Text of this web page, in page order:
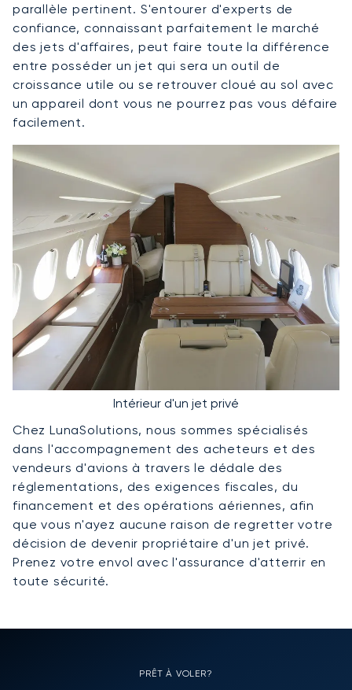
parallèle pertinent. S'entourer d'experts de
confiance, connaissant parfaitement le marché
des jets d'affaires, peut faire toute la différence
entre posséder un jet qui sera un outil de
croissance utile ou se retrouver cloué au sol avec
un appareil dont vous ne pourrez pas vous défaire
facilement.
Intérieur d'un jet privé
Chez LunaSolutions, nous sommes spécialisés
dans l'accompagnement des acheteurs et des
vendeurs d'avions à travers le dédale des
réglementations, des exigences fiscales, du
financement et des opérations aériennes, afin
que vous n'ayez aucune raison de regretter votre
décision de devenir propriétaire d'un jet privé.
Prenez votre envol avec l'assurance d'atterrir en
toute sécurité.
PRÊT À VOLER?